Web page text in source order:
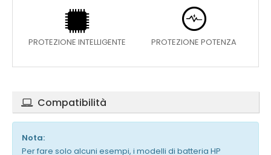
PROTEZIONE INTELLIGENTE PROTEZIONE POTENZA
Compatibilità
Nota:
Per fare solo alcuni esempi, i modelli di batteria HP